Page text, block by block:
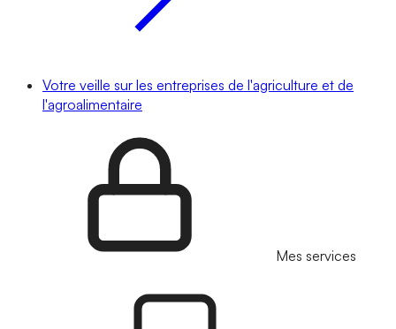
Votre veille sur les entreprises de l'agriculture et de
l'agroalimentaire
Mes services